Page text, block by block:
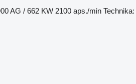
AG / 662 KW 2100 aps./min Technika: